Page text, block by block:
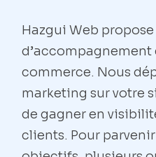
Hazgui Web
commerce. Nous
marketing sur votre
de gagner en
clients. Pour